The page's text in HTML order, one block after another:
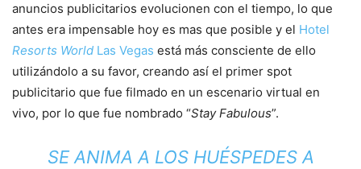
anuncios publicitarios evolucionen con el tiempo, lo que
antes era impensable hoy es mas que posible y el Hotel
Resorts World Las Vegas está más consciente de ello
utilizándolo a su favor, creando así el primer spot
publicitario que fue filmado en un escenario virtual en
vivo, por lo que fue nombrado “Stay Fabulous”.
SE ANIMA A LOS HUÉSPEDES A